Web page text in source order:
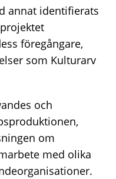
annat identifierats
föregångare,
som Kulturarv
och
om
med olika